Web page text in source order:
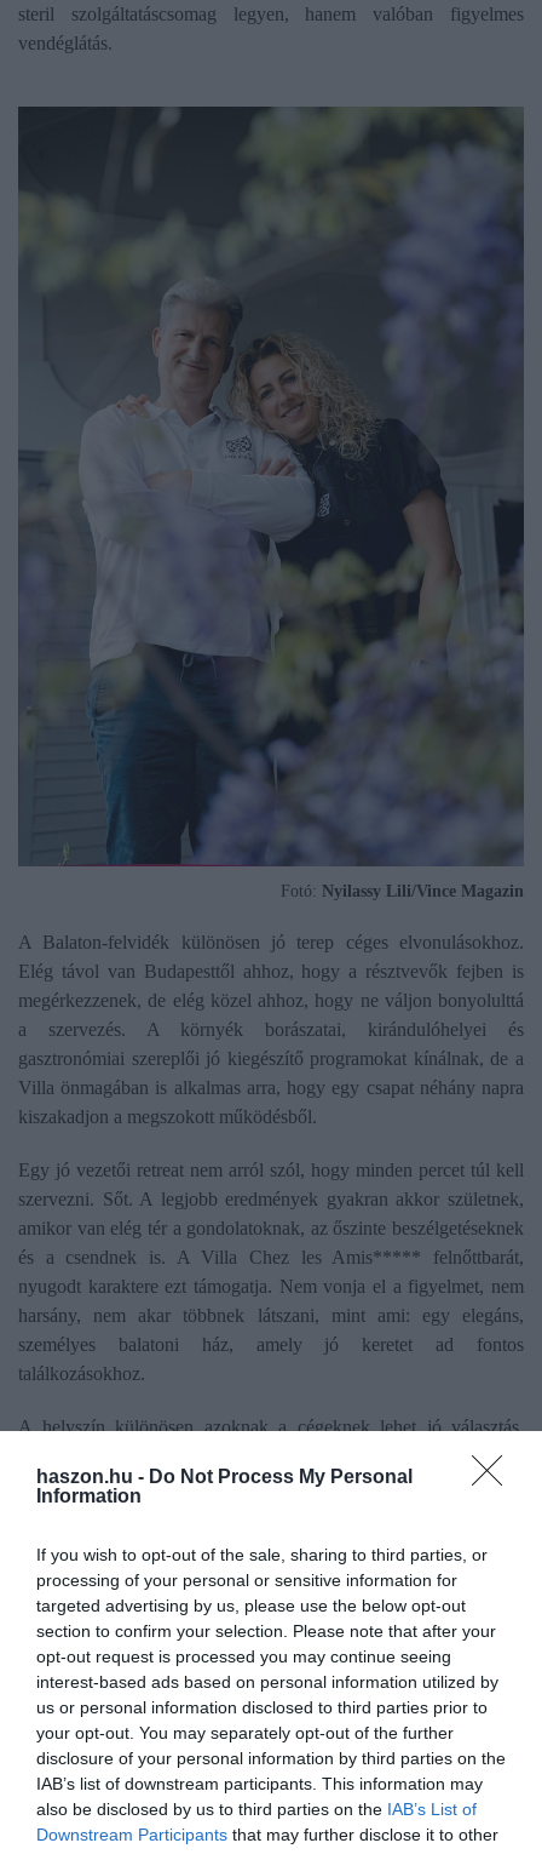
haszon.hu - Do Not Process My Personal
Information
If you wish to opt-out of the sale, sharing to third parties, or
processing of your personal or sensitive information for
targeted advertising by us, please use the below opt-out
section to confirm your selection. Please note that after your
opt-out request is processed you may continue seeing
interest-based ads based on personal information utilized by
us or personal information disclosed to third parties prior to
your opt-out. You may separately opt-out of the further
disclosure of your personal information by third parties on the
IAB’s list of downstream participants. This information may
also be disclosed by us to third parties on the IAB’s List of
Downstream Participants that may further disclose it to other
steril szolgáltatáscsomag legyen, hanem valóban figyelmes
vendéglátás.
Fotó: Nyilassy Lili/Vince Magazin
A Balaton-felvidék különösen jó terep céges elvonulásokhoz.
Elég távol van Budapesttől ahhoz, hogy a résztvevők fejben is
megérkezzenek, de elég közel ahhoz, hogy ne váljon bonyolulttá
a szervezés. A környék borászatai, kirándulóhelyei és
gasztronómiai szereplői jó kiegészítő programokat kínálnak, de a
Villa önmagában is alkalmas arra, hogy egy csapat néhány napra
kiszakadjon a megszokott működésből.
Egy jó vezetői retreat nem arról szól, hogy minden percet túl kell
szervezni. Sőt. A legjobb eredmények gyakran akkor születnek,
amikor van elég tér a gondolatoknak, az őszinte beszélgetéseknek
és a csendnek is. A Villa Chez les Amis***** felnőttbarát,
nyugodt karaktere ezt támogatja. Nem vonja el a figyelmet, nem
harsány, nem akar többnek látszani, mint ami: egy elegáns,
személyes balatoni ház, amely jó keretet ad fontos
találkozásokhoz.
A helyszín különösen azoknak a cégeknek lehet jó választás,
amelyek nem nagy létszámú konferenciát, hanem minőségi, zárt
körű együttlétet keresnek. Tulajdonosi megbeszélés, felsővezetői
működhetnek egy olyan közegben, ahol a diszkréció és a
vendéglátás egyszerre van jelen.